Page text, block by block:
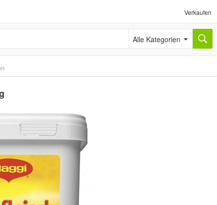
Verkaufen
Alle Kategorien